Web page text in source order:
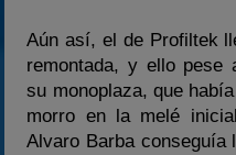
Aún así, el de Profiltek
remontada, y ello pese
su monoplaza, que
morro en la melé
Alvaro Barba conseguía